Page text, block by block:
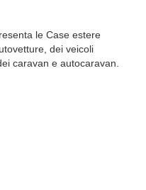
le Case estere
dei veicoli
caravan e autocaravan.